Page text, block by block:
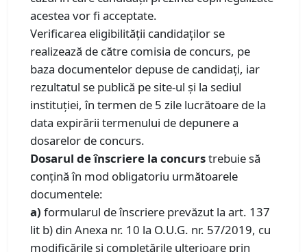
acestea vor fi acceptate.
Verificarea eligibilității candidaților se
realizează de către comisia de concurs, pe
baza documentelor depuse de candidați, iar
rezultatul se publică pe site-ul și la sediul
instituției, în termen de 5 zile lucrătoare de la
data expirării termenului de depunere a
dosarelor de concurs.
Dosarul de înscriere la concurstrebuie să
conţină în mod obligatoriu următoarele
documentele:
a) formularul de înscriere prevăzut la art. 137
lit b) din Anexa nr. 10 la O.U.G. nr. 57/2019, cu
modificările și completările ulterioare prin